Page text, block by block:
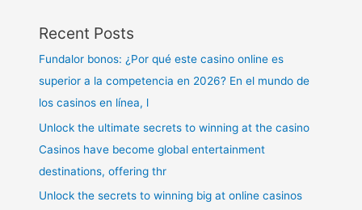
Recent Posts
Fundalor bonos: ¿Por qué este casino online es
superior a la competencia en 2026? En el mundo de
los casinos en línea, l
Unlock the ultimate secrets to winning at the casino
Casinos have become global entertainment
destinations, offering thr
Unlock the secrets to winning big at online casinos